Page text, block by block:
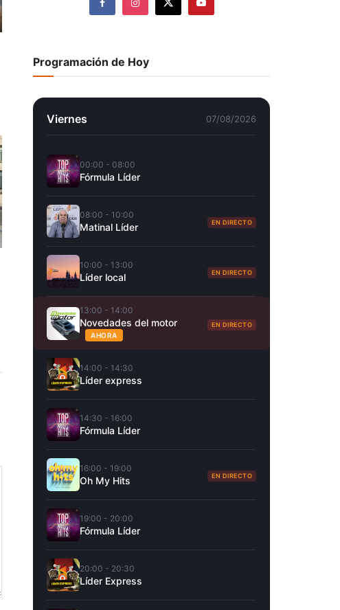
Programación de Hoy
Viernes 07/08/2026
00:00 - 08:00
Fórmula Líder
08:00 - 10:00
Matinal Líder EN DIRECTO
10:00 - 13:00
Líder local EN DIRECTO
13:00 - 14:00
Novedades del motor
AHORA
EN DIRECTO
14:00 - 14:30
Líder express
14:30 - 16:00
Fórmula Líder
16:00 - 19:00
Oh My Hits EN DIRECTO
19:00 - 20:00
Fórmula Líder
20:00 - 20:30
Líder Express